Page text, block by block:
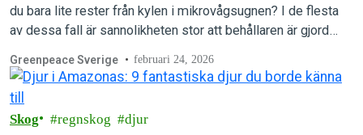
du bara lite rester från kylen i mikrovågsugnen? I de flesta
av dessa fall är sannolikheten stor att behållaren är gjord…
Greenpeace Sverige februari 24, 2026
Skog regnskog djur